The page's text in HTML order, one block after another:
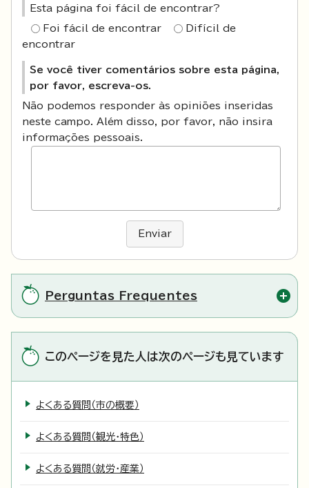
Esta página foi fácil de encontrar?
Foi fácil de encontrar
Difícil de
encontrar
Se você tiver comentários sobre esta página,
por favor, escreva-os.
Não podemos responder às opiniões inseridas
neste campo. Além disso, por favor, não insira
informações pessoais.
Enviar
Perguntas Frequentes
このページを見た人は次のページも見ています
よくある質問（市の概要）
よくある質問（観光・特色）
よくある質問（就労・産業）